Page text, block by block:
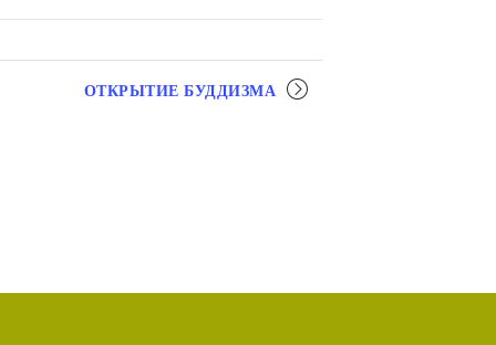
ОТКРЫТИЕ БУДДИЗМА